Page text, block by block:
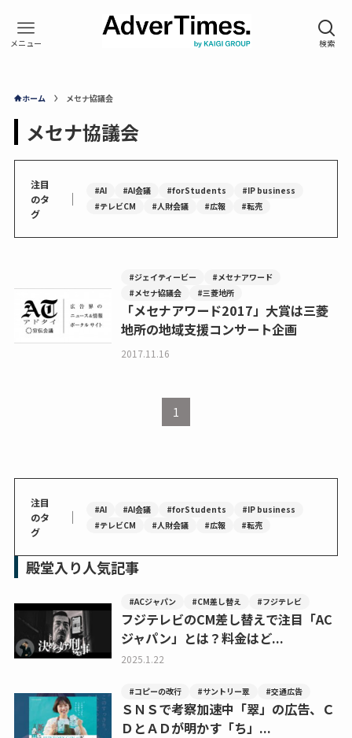
ホーム メセナ協議会
メセナ協議会
注目
のタ
グ
｜ #AI #AI会議 #forStudents
#IP business
#テレビCM
#人財会議 #広報 #転売
#ジェイティービー
#メセナアワード
#メセナ協議会
#三菱地所
「メセナアワード2017」大賞は三菱
地所の地域支援コンサート企画
2017.11.16
1
注目
のタ
グ
｜ #AI #AI会議 #forStudents
#IP business
#テレビCM
#人財会議 #広報 #転売
殿堂入り人気記事
#ACジャパン #CM差し替え #フジテレビ
フジテレビのCM差し替えで注目「AC
ジャパン」とは？料金はど...
2025.1.22
#コピーの改行 #サントリー翠 #交通広告
ＳＮＳで考察加速中「翠」の広告、Ｃ
ＤとＡＤが明かす「ち」...